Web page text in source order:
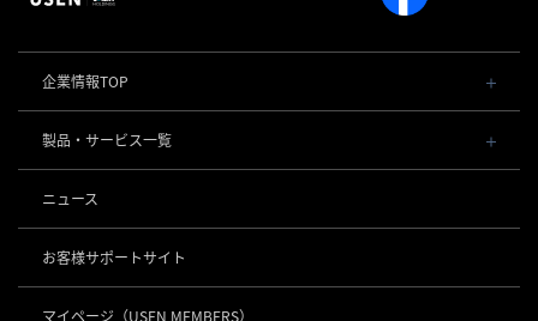
企業情報TOP
会社概要・役員一覧
事業内容
社長メッセージ
事業所一覧
製品・サービス一覧
POSレジ 他
USENレジ
USENセルフレジ
USEN ハンディ
キャッシュレス決済
お役立ち情報
ニュース
お客様サポートサイト
マイページ （USEN MEMBERS）